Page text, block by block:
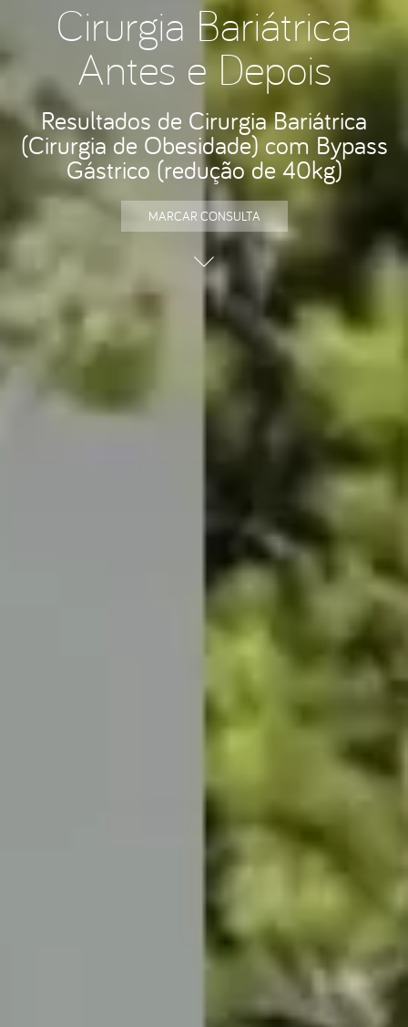
Cirurgia Bariátrica
Antes e Depois
Resultados de Cirurgia Bariátrica
(Cirurgia de Obesidade) com Bypass
Gástrico (redução de 40kg)
MARCAR CONSULTA